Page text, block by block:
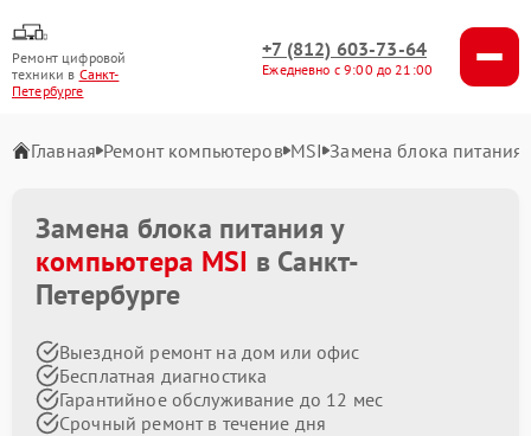
Ремонт цифровой
техники в Санкт-
Петербурге
+7 (812) 603-73-64
Ежедневно с 9:00 до 21:00
Главная Ремонт компьютеров MSI Замена блока питания
Замена блока питания у
компьютера MSI в Санкт-
Петербурге
Выездной ремонт на дом или офис
Бесплатная диагностика
Гарантийное обслуживание до 12 мес
Срочный ремонт в течение дня